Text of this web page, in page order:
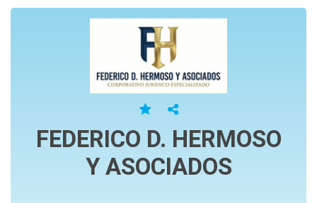
FEDERICO D. HERMOSO
Y ASOCIADOS